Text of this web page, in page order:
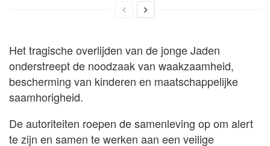
Het tragische overlijden van de jonge Jaden
onderstreept de noodzaak van waakzaamheid,
bescherming van kinderen en maatschappelijke
saamhorigheid.
De autoriteiten roepen de samenleving op om alert
te zijn en samen te werken aan een veilige